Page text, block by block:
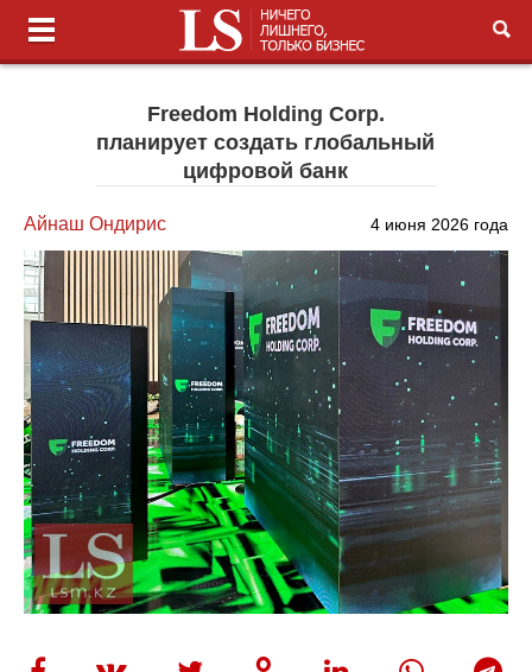
Freedom Holding Corp.
планирует создать глобальный
цифровой банк
Айнаш Ондирис 4 июня 2026 года